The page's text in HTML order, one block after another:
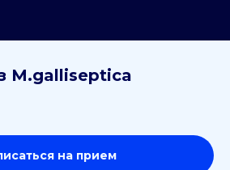
M.galliseptica
на прием